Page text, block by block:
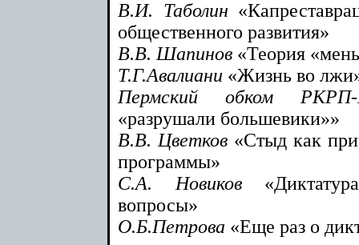
В.И. Таболин
общественного развития»
В.В. Шапинов «Теория
Т.Г.Авалиани «Жизнь во
Пермский обком
«разрушали большевики»»
В.В. Цветков «Стыд как
программы»
С.А. Новиков
вопросы»
О.Б.Петрова «Еще раз о